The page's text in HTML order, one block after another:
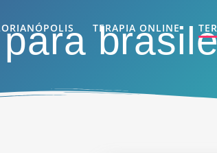
TERAPIA ONLINE